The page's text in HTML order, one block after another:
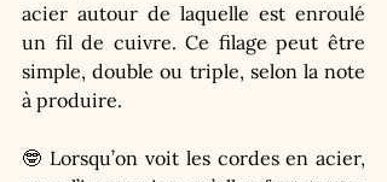
acier autour de laquelle est enroulé
un fil de cuivre. Ce filage peut être
simple, double ou triple, selon la note
à produire.
🤓 Lorsqu’on voit les cordes en acier,